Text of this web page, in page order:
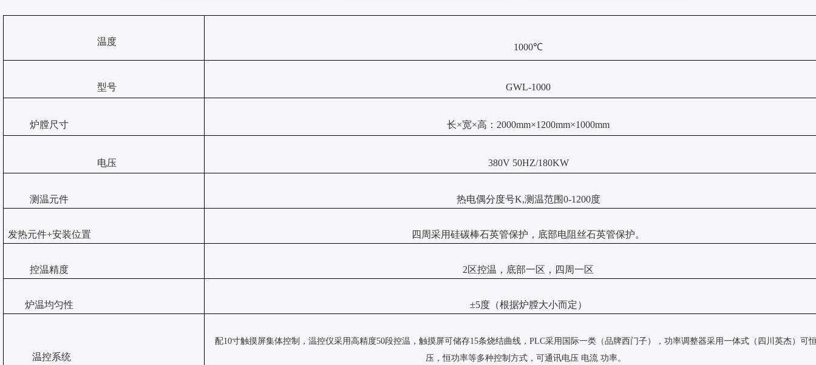
温度
1000℃
型号 GWL-1000
炉膛尺寸 长×宽×高：2000mm×1200mm×1000mm
电压 380V 50HZ/180KW
测温元件 热电偶分度号K,测温范围0-1200度
发热元件+安装位置 四周采用硅碳棒石英管保护，底部电阻丝石英管保护。
控温精度 2区控温，底部一区，四周一区
炉温均匀性 ±5度（根据炉膛大小而定）
温控系统
配10寸触摸屏集体控制，温控仪采用高精度50段控温，触摸屏可储存15条烧结曲线，PLC采用国际一类（品牌西门子），功率调整器采用一体式（四川英杰）可
压，恒功率等多种控制方式，可通讯电压 电流 功率。